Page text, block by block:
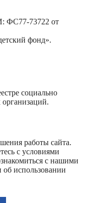
ФС77-73722 от
фонд».
социально
работы сайта.
с условиями
с нашими
использовании